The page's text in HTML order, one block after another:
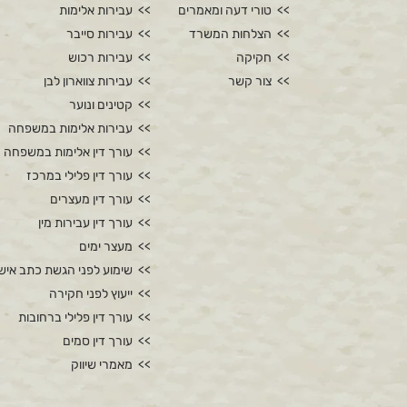
טורי דעה ומאמרים
הצלחות המשרד
חקיקה
צור קשר
עבירות אלימות
עבירות סייבר
עבירות רכוש
עבירות צווארון לבן
קטינים ונוער
עבירות אלימות במשפחה
עורך דין אלימות במשפחה
עורך דין פלילי במרכז
עורך דין מעצרים
עורך דין עבירות מין
מעצר ימים
שימוע לפני הגשת כתב
ייעוץ לפני חקירה
עורך דין פלילי ברחובות
עורך דין סמים
מאמרי שיווק